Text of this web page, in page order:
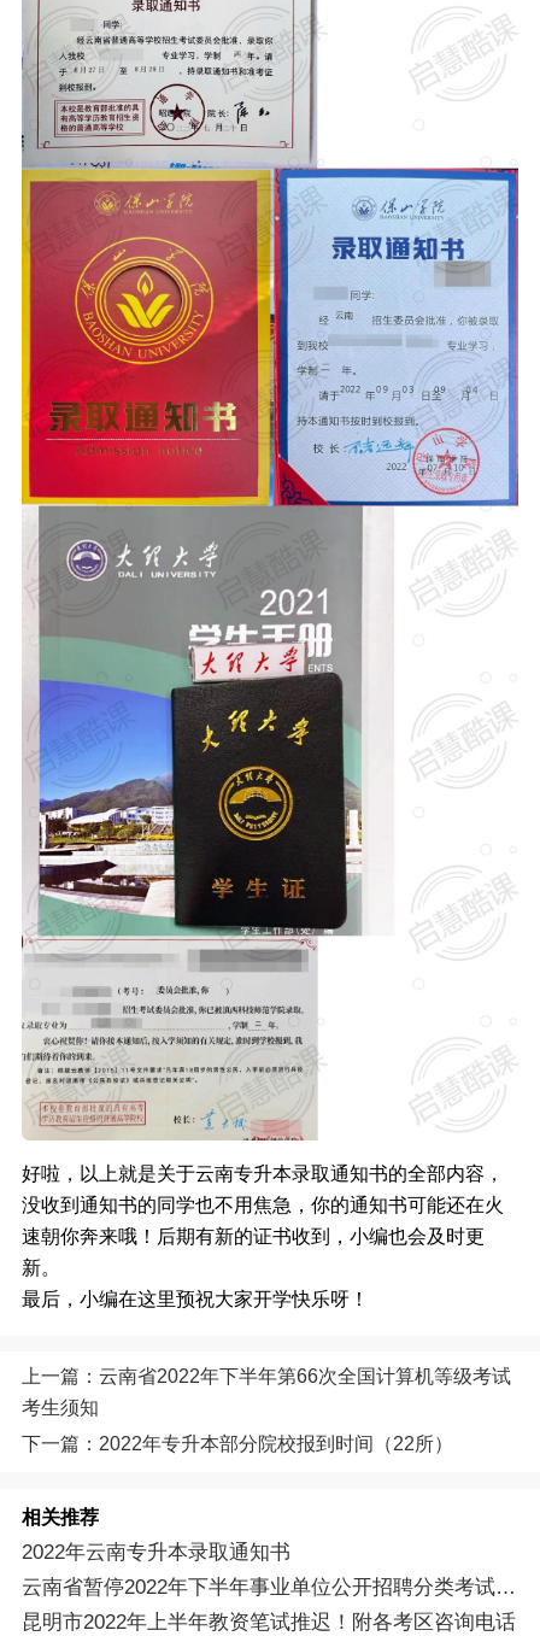
好啦，以上就是关于云南专升本录取通知书的全部内容，
没收到通知书的同学也不用焦急，你的通知书可能还在火
速朝你奔来哦！后期有新的证书收到，小编也会及时更
新。
最后，小编在这里预祝大家开学快乐呀！
上一篇：云南省2022年下半年第66次全国计算机等级考试
考生须知
下一篇：2022年专升本部分院校报到时间（22所）
相关推荐
2022年云南专升本录取通知书
云南省暂停2022年下半年事业单位公开招聘分类考试公共科目笔试
昆明市2022年上半年教资笔试推迟！附各考区咨询电话